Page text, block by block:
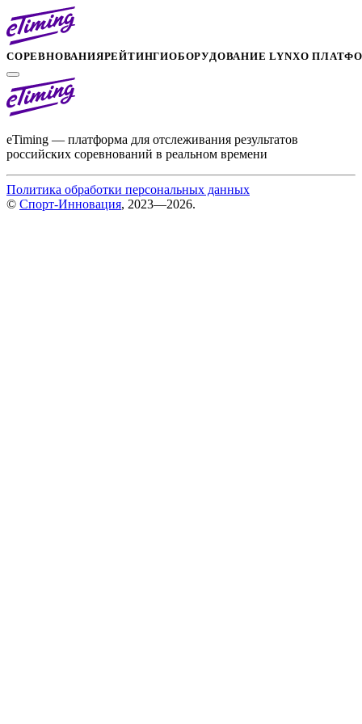
СОРЕВНОВАНИЯРЕЙТИНГИОБОРУДОВАНИЕ LYNXО
eTiming — платформа для отслеживания результатов
российских соревнований в реальном времени
Политика обработки персональных данных
© Спорт-Инновация, 2023—2026.